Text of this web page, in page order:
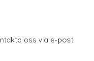
oss via e-post: